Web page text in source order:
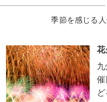
季節を感じる
花
催